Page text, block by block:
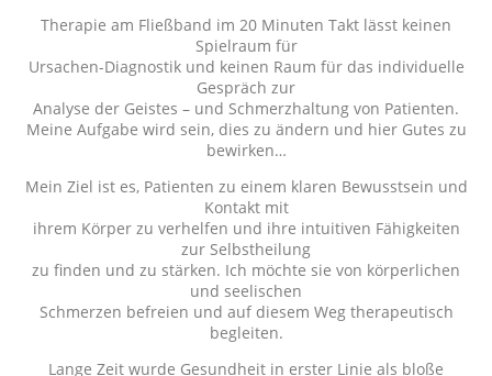
Therapie am Fließband im 20 Minuten Takt lässt keinen
Spielraum für
Ursachen-Diagnostik und keinen Raum für das individuelle
Gespräch zur
Analyse der Geistes – und Schmerzhaltung von Patienten.
Meine Aufgabe wird sein, dies zu ändern und hier Gutes zu
bewirken…
Mein Ziel ist es, Patienten zu einem klaren Bewusstsein und
Kontakt mit
ihrem Körper zu verhelfen und ihre intuitiven Fähigkeiten
zur Selbstheilung
zu finden und zu stärken. Ich möchte sie von körperlichen
und seelischen
Schmerzen befreien und auf diesem Weg therapeutisch
begleiten.
Lange Zeit wurde Gesundheit in erster Linie als bloße